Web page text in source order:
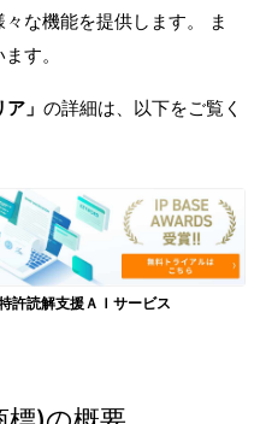
な機能を提供します。 ま
す。
」 の詳細は、以下をご覧く
許読解支援ＡＩサービス